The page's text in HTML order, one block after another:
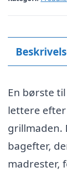
En børste
lettere efter
grillmaden.
bagefter,
madrester,